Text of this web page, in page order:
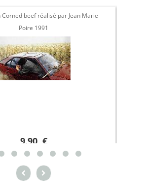
beef réalisé par Jean Marie
Poire 1991
9.90 €